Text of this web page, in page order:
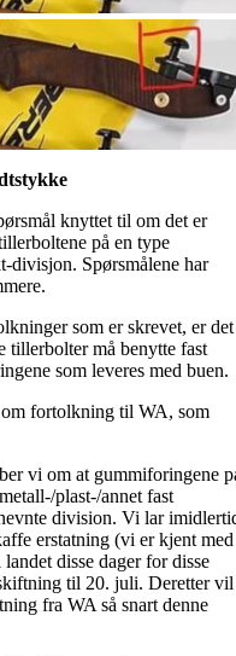
knyttet til om det er
på en type
Spørsmålene har
som er skrevet, er det
tillerbolter må benytte fast
som leveres med buen.
fortolkning til WA, som
vi om at gummiforingene
plast-/annet fast
division. Vi lar
erstatning (vi er kjent med
disse dager for disse
til 20. juli. Deretter vil
fra WA så snart denne